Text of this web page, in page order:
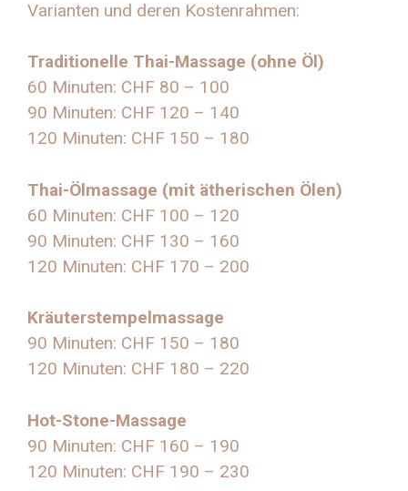
Varianten und deren Kostenrahmen:
Traditionelle Thai-Massage (ohne Öl)
60 Minuten: CHF 80 – 100
90 Minuten: CHF 120 – 140
120 Minuten: CHF 150 – 180
Thai-Ölmassage (mit ätherischen Ölen)
60 Minuten: CHF 100 – 120
90 Minuten: CHF 130 – 160
120 Minuten: CHF 170 – 200
Kräuterstempelmassage
90 Minuten: CHF 150 – 180
120 Minuten: CHF 180 – 220
Hot-Stone-Massage
90 Minuten: CHF 160 – 190
120 Minuten: CHF 190 – 230